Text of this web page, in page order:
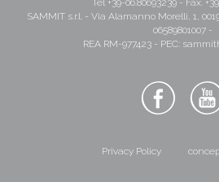
Tel +39-06.80693239- Fax.
SAMMIT s.r.l. - Via Alamanno Morelli, 1,
06589801007 -
REA RM-977423 - PEC:
Privacy Policy